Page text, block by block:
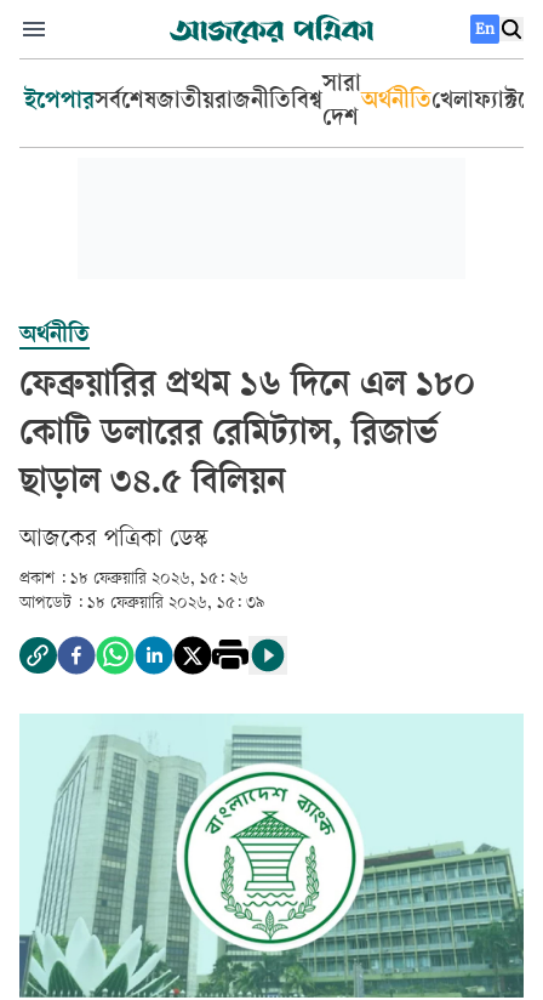
En
ইপেপারসর্বশেষজাতীয়রাজনীতিবিশ্ব
সারা
দেশ
অর্থনীতিখেলা
অর্থনীতি
ফেব্রুয়ারির প্রথম ১৬ দিনে এল ১৮০
কোটি ডলারের রেমিট্যান্স, রিজার্ভ
ছাড়াল ৩৪.৫ বিলিয়ন
আজকের পত্রিকা ডেস্ক­
প্রকাশ : ১৮ ফেব্রুয়ারি ২০২৬, ১৫: ২৬
আপডেট : ১৮ ফেব্রুয়ারি ২০২৬, ১৫: ৩৯